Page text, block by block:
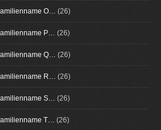
O… (26)
P… (26)
Q… (26)
R… (26)
S… (26)
T… (26)